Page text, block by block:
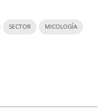
SECTOR MICOLOGÍA